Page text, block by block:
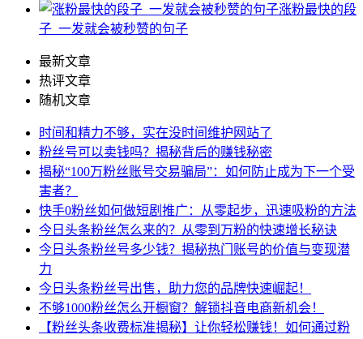
涨粉最快的段
子_一发就会被秒赞的句子
最新文章
热评文章
随机文章
时间和精力不够，实在没时间维护网站了
粉丝号可以卖钱吗？揭秘背后的赚钱秘密
揭秘“100万粉丝账号交易骗局”：如何防止成为下一个受
害者？
快手0粉丝如何做短剧推广：从零起步，迅速吸粉的方法
今日头条粉丝怎么来的？从零到万粉的快速增长秘诀
今日头条粉丝号多少钱？揭秘热门账号的价值与变现潜
力
今日头条粉丝号出售，助力您的品牌快速崛起！
不够1000粉丝怎么开橱窗？解锁抖音电商新机会！
【粉丝头条收费标准揭秘】让你轻松赚钱！如何通过粉